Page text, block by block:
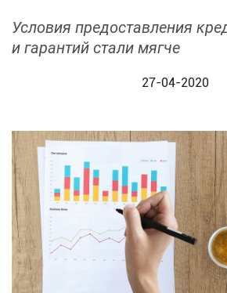
Условия предоставления
и гарантий стали мягче
27-04-2020